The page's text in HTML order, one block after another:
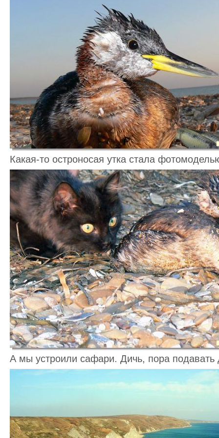
Какая-то остроносая утка стала
А мы устроили сафари. Дичь, пора подавать